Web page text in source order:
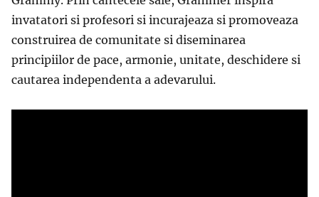
invatatori si profesori si incurajeaza si promoveaza
construirea de comunitate si diseminarea
principiilor de pace, armonie, unitate, deschidere si
cautarea independenta a adevarului.